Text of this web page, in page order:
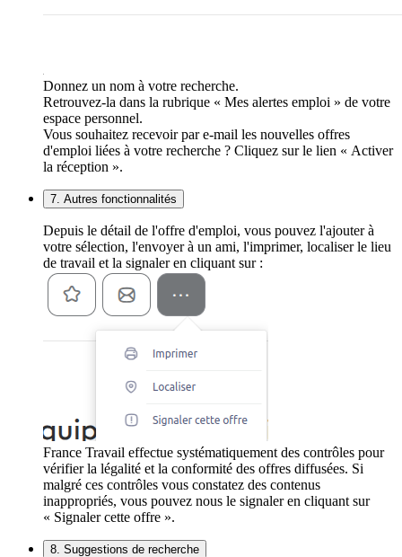
Donnez un nom à votre recherche.
Retrouvez-la dans la rubrique « Mes alertes emploi » de votre
espace personnel.
Vous souhaitez recevoir par e-mail les nouvelles offres
d'emploi liées à votre recherche ? Cliquez sur le lien « Activer
la réception ».
7. Autres fonctionnalités
Depuis le détail de l'offre d'emploi, vous pouvez l'ajouter à
votre sélection, l'envoyer à un ami, l'imprimer, localiser le lieu
de travail et la signaler en cliquant sur :
France Travail effectue systématiquement des contrôles pour
vérifier la légalité et la conformité des offres diffusées. Si
malgré ces contrôles vous constatez des contenus
inappropriés, vous pouvez nous le signaler en cliquant sur
« Signaler cette offre ».
8. Suggestions de recherche